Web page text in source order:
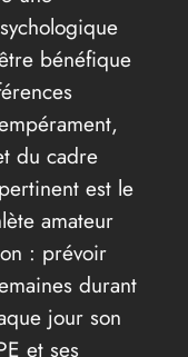
bénéfique
du cadre
est le
amateur
: prévoir
durant
jour son
et ses